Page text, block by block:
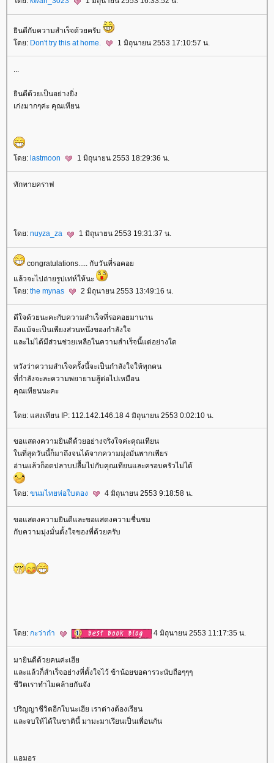
ินดีกับความสำเร็จด้วยครับ
ดย: Don't try this at home. 1 มิถุนายน 2553 17:10:57 น.
...
ินดีด้วยเป็นอย่างยิ่ง
เก่งมากๆค่ะ คุณเทียน
ดย: lastmoon 1 มิถุนายน 2553 18:29:36 น.
ทักทายคราฟ
ดย: nuyza_za 1 มิถุนายน 2553 19:31:37 น.
congratulations..... กับวันที่รอคอ
ล้วจะไปถ่ายรูปเท่ห์ให้นะ
ดย: the mynas 2 มิถุนายน 2553 13:49:16 น.
ดีใจด้วยนะคะกับความสำเร็จที่รอคอยมานาน
ถึงแม้จะเป็นเพียงส่วนหนึ่งของกำลังใจ
ละไม่ได้มีส่วนช่วยเหลือในความสำเร็จนี้แต่อย่างใด
หวังว่าความสำเร็จครั้งนี้จะเป็นกำลังใจให้ทุกคน
ที่กำลังจะละความพยายามสู้ต่อไปเหมือน
คุณเทียนนะคะ
ดย: แสงเทียน IP: 112.142.146.18 4 มิถุนายน 2553 0:02:10 น.
ขอแสดงความยินดีด้วยอย่างจริงใจค่ะคุณเทียน
นที่สุดวันนี้ก็มาถึงจนได้จากความมุ่งมั่นพากเพียร
อ่านแล้วก็อดปลาบปลื้มไปกับคุณเทียนและครอบครัวไม่ได้
ดย: ขนมไทยห่อใบตอง 4 มิถุนายน 2553 9:18:58 น.
ขอแสดงความยินดีและขอแสดงความชื่นชม
กับความมุ่งมั่นตั้งใจของพี่ด้วยครับ
ดย: กะว่าก๋า 4 มิถุนายน 2553 11:17:35 น.
มายินดีด้วยคนค่ะเฮี
ละแล้วก็สำเร็จอย่างที่ตั้งใจไว้ ข้าน้อยขอคารวะนับถือๆๆๆ
ชีวิตเราทำไมคล้ายกันจัง
ปริญญาชีวิตอีกใบนะเฮีย เราต่างต้องเรียน
ละจบให้ได้ในชาตินี้ มามะมาเรียนเป็นเพื่อนกัน
อมอร